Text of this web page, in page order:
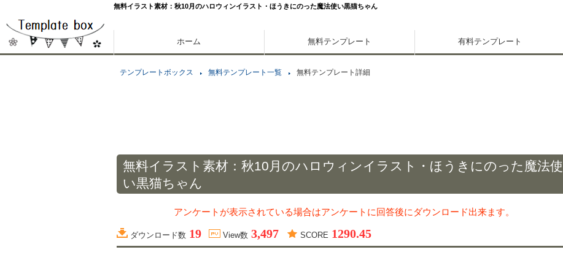
無料イラスト素材：秋10月のハロウィンイラスト・ほうきにのった魔法使い黒猫ちゃん
ホーム 無料テンプレート 有料テンプレート
テンプレートボックス 無料テンプレート一覧 無料テンプレート詳細
無料イラスト素材：秋10月のハロウィンイラスト・ほうきにのった魔法使
い黒猫ちゃん
アンケートが表示されている場合はアンケートに回答後にダウンロード出来ます。
ダウンロード数 19 View数 3,497 SCORE 1290.45